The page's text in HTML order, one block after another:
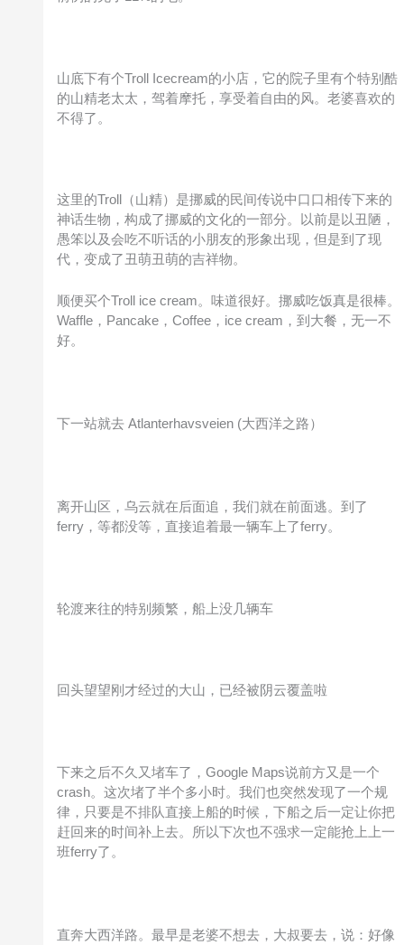
山底下有个Troll Icecream的小店，它的院子里有个特别酷
的山精老太太，驾着摩托，享受着自由的风。老婆喜欢的
不得了。
这里的Troll（山精）是挪威的民间传说中口口相传下来的
神话生物，构成了挪威的文化的一部分。以前是以丑陋，
愚笨以及会吃不听话的小朋友的形象出现，但是到了现
代，变成了丑萌丑萌的吉祥物。
顺便买个Troll ice cream。味道很好。挪威吃饭真是很棒。
Waffle，Pancake，Coffee，ice cream，到大餐，无一不
好。
下一站就去 Atlanterhavsveien (大西洋之路）
离开山区，乌云就在后面追，我们就在前面逃。到了
ferry，等都没等，直接追着最一辆车上了ferry。
轮渡来往的特别频繁，船上没几辆车
回头望望刚才经过的大山，已经被阴云覆盖啦
下来之后不久又堵车了，Google Maps说前方又是一个
crash。这次堵了半个多小时。我们也突然发现了一个规
律，只要是不排队直接上船的时候，下船之后一定让你把
赶回来的时间补上去。所以下次也不强求一定能抢上上一
班ferry了。
直奔大西洋路。最早是老婆不想去，大叔要去，说：好像